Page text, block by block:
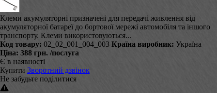
Клеми акумуляторні призначені для передачі живлення від
акумуляторної батареї до бортової мережі автомобіля та іншого
транспорту. Клеми використовуються...
Код товару: 02_02_001_004_003 Країна виробник: Україна
Ціна: 388 грн. /послуга
Є в наявності
Купити Зворотний дзвінок
Не забудьте поділитися